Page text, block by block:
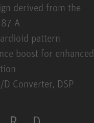
derived from the
A
pattern
boost for enhanced
Converter, DSP